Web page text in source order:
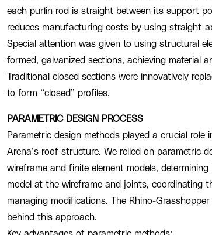
each purlin rod is straight between its support
reduces manufacturing costs by using straight-
Special attention was given to using structural
formed, galvanized sections, achieving material
Traditional closed sections were innovatively
to form “closed” profiles.
PARAMETRIC DESIGN PROCESS
Parametric design methods played a crucial role
Arena’s roof structure. We relied on parametric
wireframe and finite element models, determining
model at the wireframe and joints, coordinating
managing modifications. The Rhino-
behind this approach.